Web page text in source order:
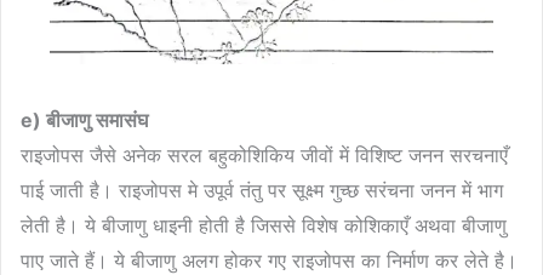
e) बीजाणु समासंघ
राइजोपस जैसे अनेक सरल बहुकोशिकिय जीवों में विशिष्ट जनन सरचनाएँ
पाई जाती है। राइजोपस मे उपूर्व तंतु पर सूक्ष्म गुच्छ सरंचना जनन में भाग
लेती है। ये बीजाणु धाइनी होती है जिससे विशेष कोशिकाएँ अथवा बीजाणु
पाए जाते हैं। ये बीजाणु अलग होकर गए राइजोपस का निर्माण कर लेते है।